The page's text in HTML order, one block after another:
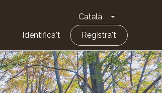
Català Toggle
Identifica't Registra't